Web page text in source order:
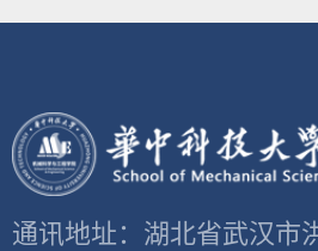
通讯地址：湖北省武汉市